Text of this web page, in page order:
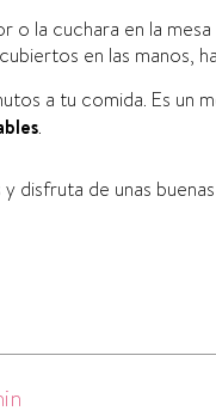
o la cuchara en la
en las manos,
a tu comida. Es un
.
disfruta de unas